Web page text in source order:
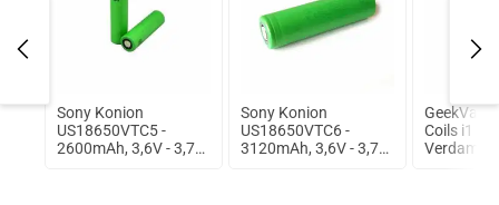
Sony Konion
US18650VTC5 -
2600mAh, 3,6V - 3,7V
Sony Konion
US18650VTC6 -
3120mAh, 3,6V - 3,7V
GeekVape
Coils i1 / i4